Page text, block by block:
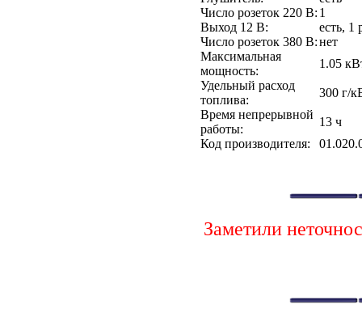
Число розеток 220 В: 1
Выход 12 В:
есть, 1
Число розеток 380 В:нет
Максимальная
мощность:
1.05
Удельный расход
топлива:
300 г/
Время непрерывной
работы:
13 ч
Код производителя:
Заметили